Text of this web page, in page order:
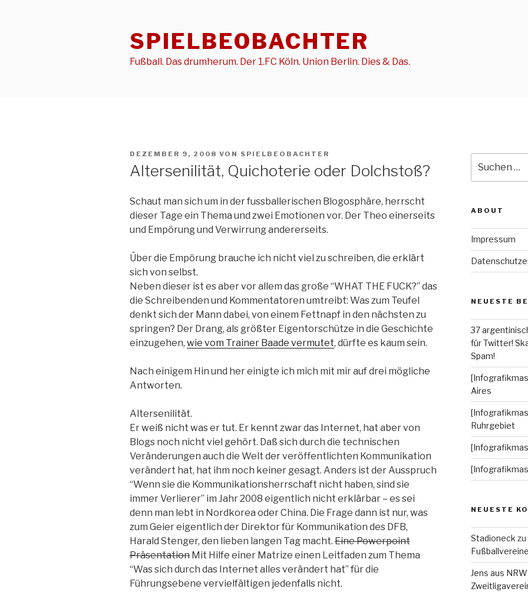
SPIELBEOBACHTER
Fußball. Das drumherum. Der 1.FC Köln. Union Berlin. Dies & Das.
VERÖFFENTLICHT
DEZEMBER 9, 2008 VON SPIELBEOBACHTER
Altersenilität, Quichoterie oder Dolchstoß?
Schaut man sich um in der fussballerischen Blogosphäre, herrscht
dieser Tage ein Thema und zwei Emotionen vor. Der Theo einerseits
und Empörung und Verwirrung andererseits.
Über die Empörung brauche ich nicht viel zu schreiben, die erklärt
sich von selbst.
Neben dieser ist es aber vor allem das große “WHAT THE FUCK?” das
die Schreibenden und Kommentatoren umtreibt: Was zum Teufel
denkt sich der Mann dabei, von einem Fettnapf in den nächsten zu
springen? Der Drang, als größter Eigentorschütze in die Geschichte
einzugehen, wie vom Trainer Baade vermutet, dürfte es kaum sein.
Nach einigem Hin und her einigte ich mich mit mir auf drei mögliche
Antworten.
Altersenilität.
Er weiß nicht was er tut. Er kennt zwar das Internet, hat aber von
Blogs noch nicht viel gehört. Daß sich durch die technischen
Veränderungen auch die Welt der veröffentlichten Kommunikation
verändert hat, hat ihm noch keiner gesagt. Anders ist der Ausspruch
“Wenn sie die Kommunikationsherrschaft nicht haben, sind sie
immer Verlierer” im Jahr 2008 eigentlich nicht erklärbar – es sei
denn man lebt in Nordkorea oder China. Die Frage dann ist nur, was
zum Geier eigentlich der Direktor für Kommunikation des DFB,
Harald Stenger, den lieben langen Tag macht. Eine Powerpoint
Präsentation Mit Hilfe einer Matrize einen Leitfaden zum Thema
“Was sich durch das Internet alles verändert hat” für die
Führungsebene vervielfältigen jedenfalls nicht.
nach:
ABOUT
Impressum
NEUESTE
37
für Twitter!
Spam!
Aires
Ruhrgebiet
NEUESTE
Stadioneck zu
Jens aus NRW